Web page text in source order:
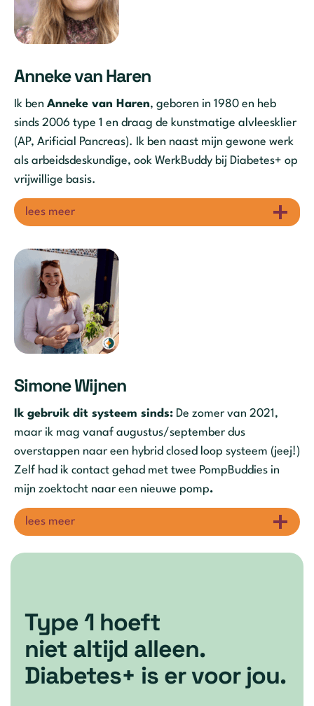
Anneke van Haren
Ik ben Anneke van Haren, geboren in 1980 en heb
sinds 2006 type 1 en draag de kunstmatige alvleesklier
(AP, Arificial Pancreas). Ik ben naast mijn gewone werk
als arbeidsdeskundige, ook WerkBuddy bij Diabetes+ op
vrijwillige basis.
lees meer
Simone Wijnen
Ik gebruik dit systeem sinds: De zomer van 2021,
maar ik mag vanaf augustus/september dus
overstappen naar een hybrid closed loop systeem (jeej!)
Zelf had ik contact gehad met twee PompBuddies in
mijn zoektocht naar een nieuwe pomp.
lees meer
Type 1 hoeft
niet altijd alleen.
Diabetes+ is er voor jou.